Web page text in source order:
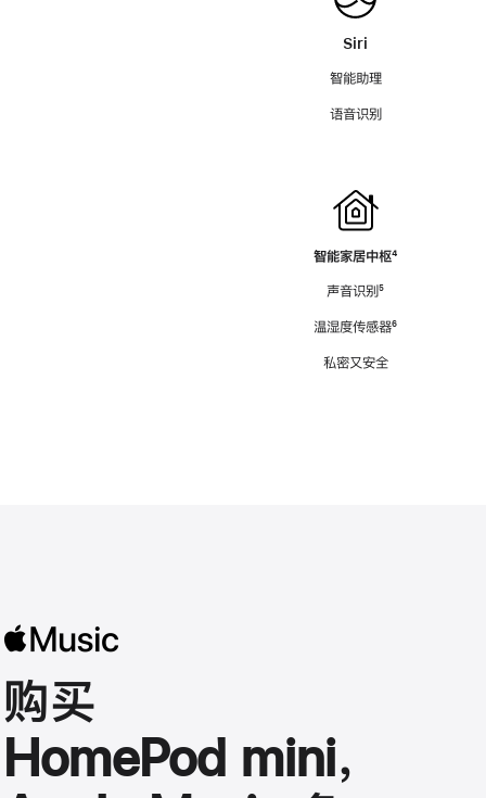
Siri
智能助理
语音识别
智能家居中枢脚
⁴
声音识别脚
⁵
温湿度传感器脚
⁶
私密又安全
购买
HomePod mini，